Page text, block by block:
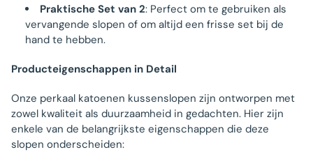
Praktische Set van 2: Perfect om te gebruiken als
vervangende slopen of om altijd een frisse set bij de
hand te hebben.
Producteigenschappen in Detail
Onze perkaal katoenen kussenslopen zijn ontworpen met
zowel kwaliteit als duurzaamheid in gedachten. Hier zijn
enkele van de belangrijkste eigenschappen die deze
slopen onderscheiden: